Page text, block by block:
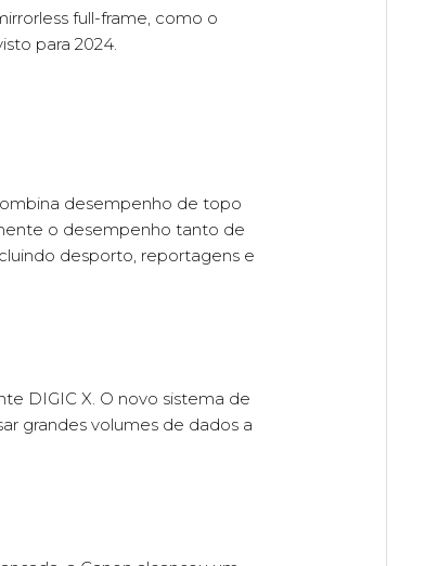
full-frame, como o
para 2024.
desempenho de topo
o desempenho tanto de
desporto, reportagens e
DIGIC X. O novo sistema de
grandes volumes de dados a